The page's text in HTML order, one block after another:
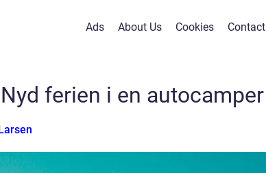
Ads About Us Cookies Contact
Nyd ferien i en autocamper